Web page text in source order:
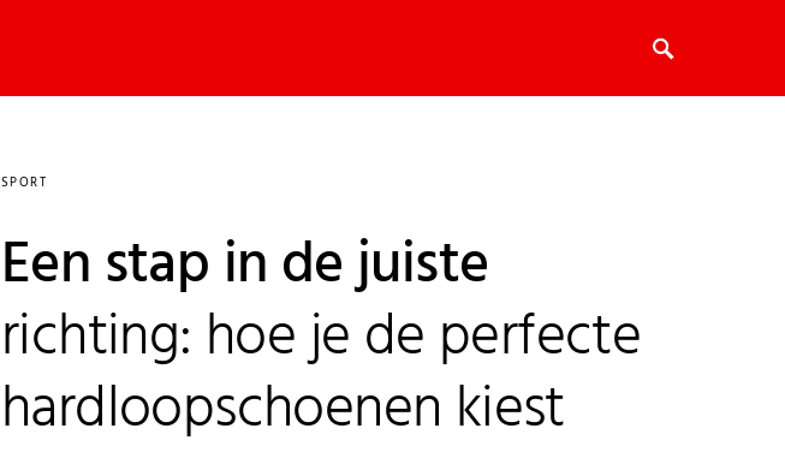
SPORT
Een stap in de juiste
richting: hoe je de perfecte
hardloopschoenen kiest